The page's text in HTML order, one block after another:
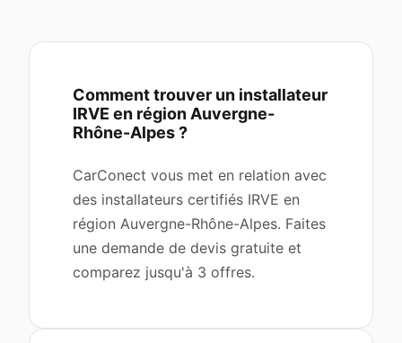
Comment trouver un installateur
IRVE en région Auvergne-
Rhône-Alpes ?
CarConect vous met en relation avec
des installateurs certifiés IRVE en
région Auvergne-Rhône-Alpes. Faites
une demande de devis gratuite et
comparez jusqu'à 3 offres.